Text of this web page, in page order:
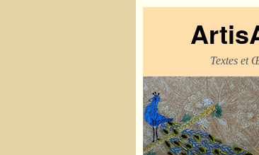
Textes et